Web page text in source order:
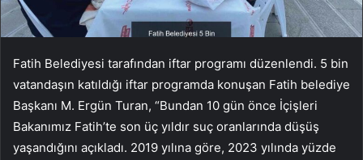
Fatih Belediyesi tarafından iftar programı düzenlendi. 5 bin
vatandaşın katıldığı iftar programda konuşan Fatih belediye
Başkanı M. Ergün Turan, “Bundan 10 gün önce İçişleri
Bakanımız Fatih’te son üç yıldır suç oranlarında düşüş
yaşandığını açıkladı. 2019 yılına göre, 2023 yılında yüzde